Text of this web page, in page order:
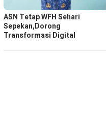
ASN Tetap WFH Sehari
Sepekan,Dorong
Transformasi Digital